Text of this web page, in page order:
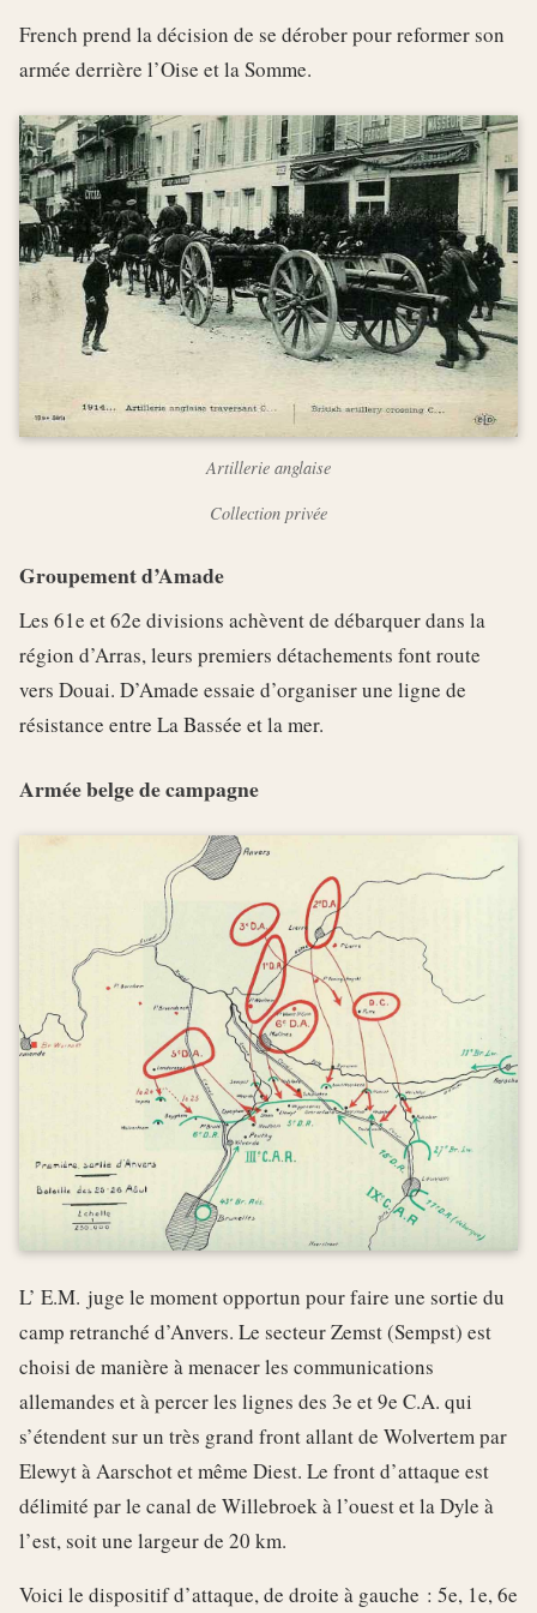
French prend la décision de se dérober pour reformer son
armée derrière l’Oise et la Somme.
Artillerie anglaise
Collection privée
Groupement d’Amade
Les 61e et 62e divisions achèvent de débarquer dans la
région d’Arras, leurs premiers détachements font route
vers Douai. D’Amade essaie d’organiser une ligne de
résistance entre La Bassée et la mer.
Armée belge de campagne
L’ E.M. juge le moment opportun pour faire une sortie du
camp retranché d’Anvers. Le secteur Zemst (Sempst) est
choisi de manière à menacer les communications
allemandes et à percer les lignes des 3e et 9e C.A. qui
s’étendent sur un très grand front allant de Wolvertem par
Elewyt à Aarschot et même Diest. Le front d’attaque est
délimité par le canal de Willebroek à l’ouest et la Dyle à
l’est, soit une largeur de 20 km.
Voici le dispositif d’attaque, de droite à gauche : 5e, 1e, 6e